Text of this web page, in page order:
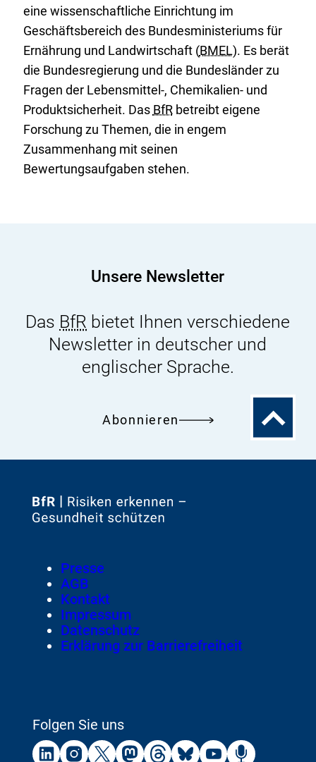
eine wissenschaftliche Einrichtung im
Geschäftsbereich des Bundesministeriums für
Ernährung und Landwirtschaft (BMEL). Es berät
die Bundesregierung und die Bundesländer zu
Fragen der Lebensmittel-, Chemikalien- und
Produktsicherheit. Das BfRbetreibt eigene
Forschung zu Themen, die in engem
Zusammenhang mit seinen
Bewertungsaufgaben stehen.
Unsere Newsletter
Das BfR bietet Ihnen verschiedene
Newsletter in deutscher und
englischer Sprache.
Abonnieren
Zum
Zur
Footer
Meta-
Navigation
Presse
AGB
Kontakt
Impressum
Datenschutz
Erklärung zur Barrierefreiheit
Folgen Sie uns
ExternerExternerExternerExternerExternerExternerExternerExterner